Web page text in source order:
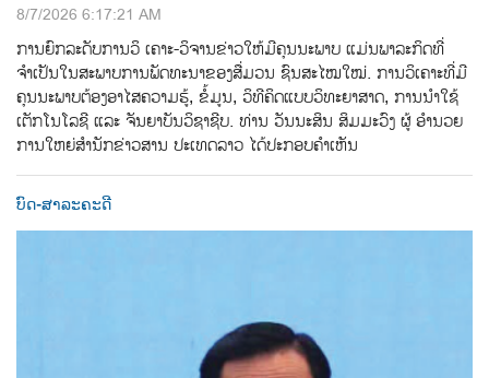
8/7/2026 6:17:21 AM
ການຍົກລະດັບການວິ ເຄາະ-ວິຈານຂ່າວໃຫ້ມີຄຸນນະພາບ ແມ່ນພາລະກິດທີ່
ຈຳເປັນໃນສະພາບການພັດທະນາຂອງສື່ມວນ ຊົນສະໄໝໃໝ່. ການວິເຄາະທີ່ມີ
ຄຸນນະພາບຕ້ອງອາໄສຄວາມຮູ້, ຂໍ້ມູນ, ວິທີຄິດແບບວິທະຍາສາດ, ການນຳໃຊ້
ເຕັກໂນໂລຊີ ແລະ ຈັນຍາບັນວິຊາຊີບ. ທ່ານ ວັນນະສິນ ສິມມະວົງ ຜູ້ ອໍານວຍ
ການໃຫຍ່ສໍານັກຂ່າວສານ ປະເທດລາວ ໄດ້ປະກອບຄໍາເຫັນ
ບົດ-ສາລະຄະດີ